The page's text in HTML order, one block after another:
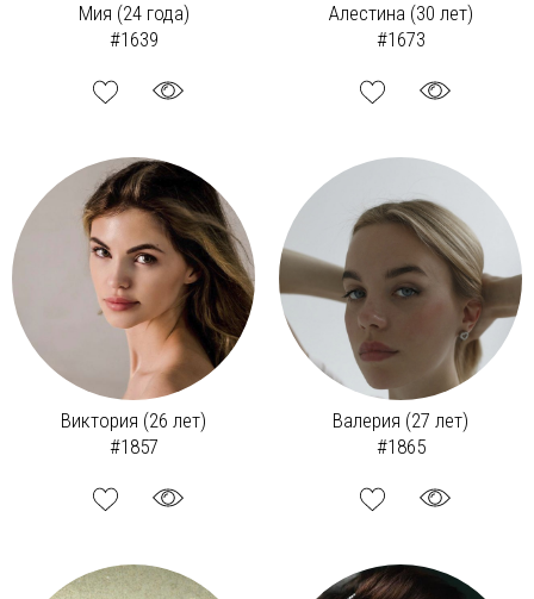
Мия (24 года)
#1639
Алестина (30 лет)
#1673
Виктория (26 лет)
#1857
Валерия (27 лет)
#1865